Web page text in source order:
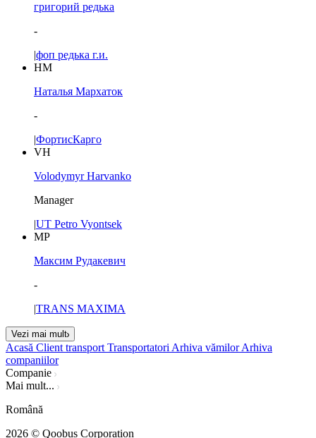
григорий редька
-
|фоп редька г.и.
НМ
Наталья Мархаток
-
|ФортисКарго
VH
Volodymyr Harvanko
Manager
|UT Petro Vyontsek
МР
Максим Рудакевич
-
|TRANS MAXIMA
Vezi mai mult
Acasă Client transport Transportatori Arhiva vămilor Arhiva
companiilor
Companie
Mai mult...
Română
2026 © Qoobus Corporation